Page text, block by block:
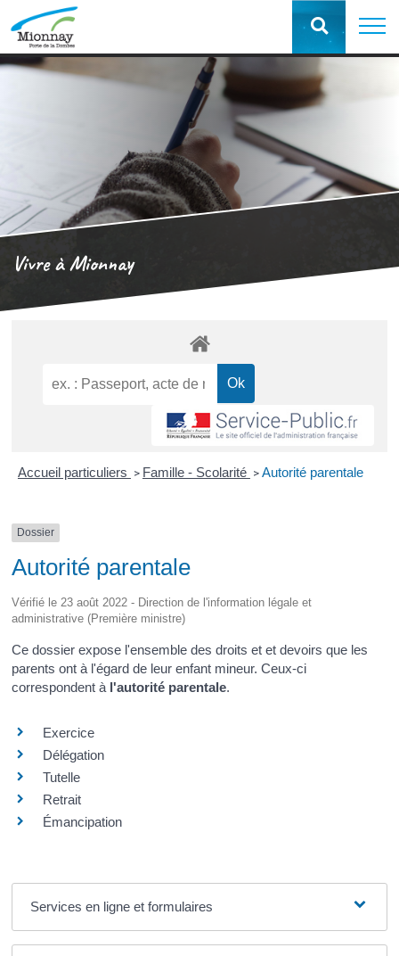
Vivre à Mionnay
Accueil particuliers > Famille - Scolarité > Autorité parentale
Dossier
Autorité parentale
Vérifié le 23 août 2022 - Direction de l'information légale et
administrative (Première ministre)
Ce dossier expose l'ensemble des droits et et devoirs que les
parents ont à l'égard de leur enfant mineur. Ceux-ci
correspondent à l'autorité parentale.
Exercice
Délégation
Tutelle
Retrait
Émancipation
Services en ligne et formulaires